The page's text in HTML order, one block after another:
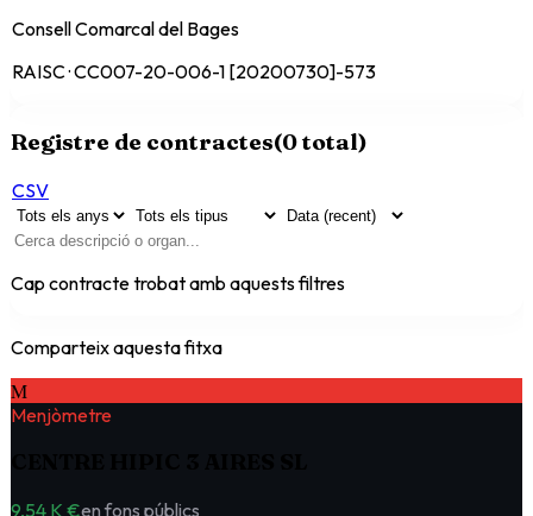
Consell Comarcal del Bages
RAISC · CC007-20-006-1 [20200730]-573
Registre de contractes(0total)
CSV
Cap contracte trobat amb aquests filtres
Comparteix aquesta fitxa
M
Menjòmetre
9,54 K €en fons públics